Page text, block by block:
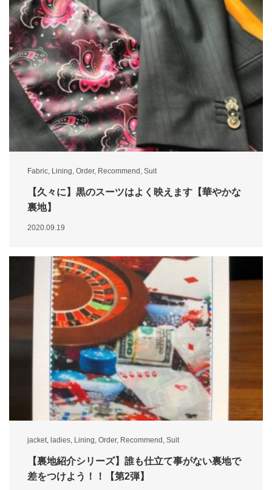
Fabric, Lining, Order, Recommend , Suit
【久々に】黒のスーツはよく映えます【華やかな
裏地】
2020.09.19
jacket ladies Lining Order, Recommend Suit
【裏地紹介シリーズ】誰も仕立て事がない裏地で
差をつけよう！！【第2弾】